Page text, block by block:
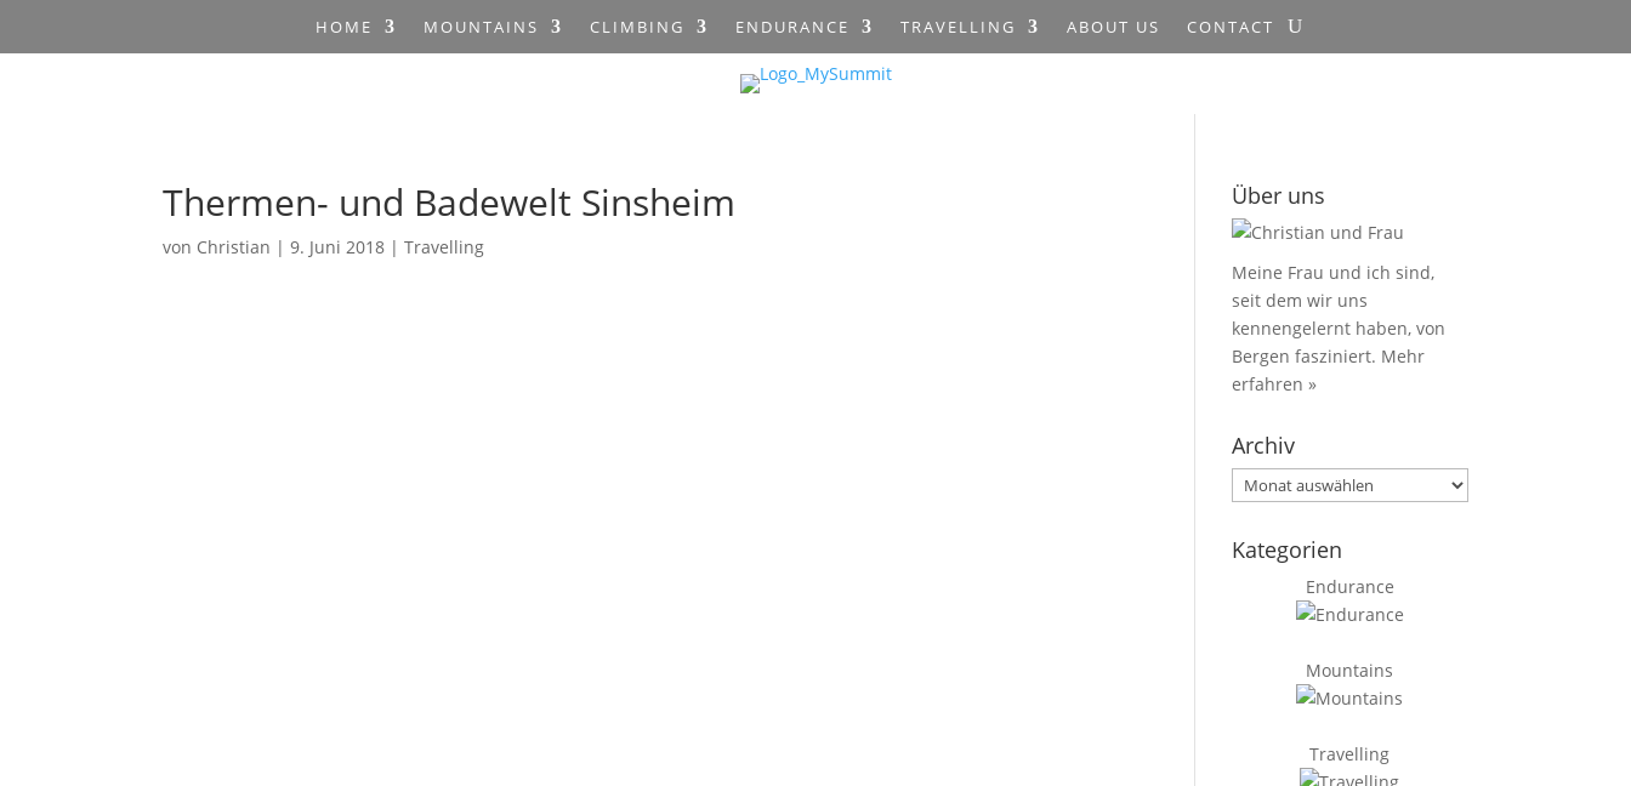
HOME MOUNTAINS CLIMBING ENDURANCE TRAVELLING ABOUT US CONTACT
Thermen- und Badewelt Sinsheim
von Christian |9. Juni 2018 |Travelling
Über uns
Meine Frau und ich sind,
seit dem wir uns
kennengelernt haben, von
Bergen fasziniert. Mehr
erfahren »
Archiv
Archiv
Kategorien
Endurance
Mountains
Travelling